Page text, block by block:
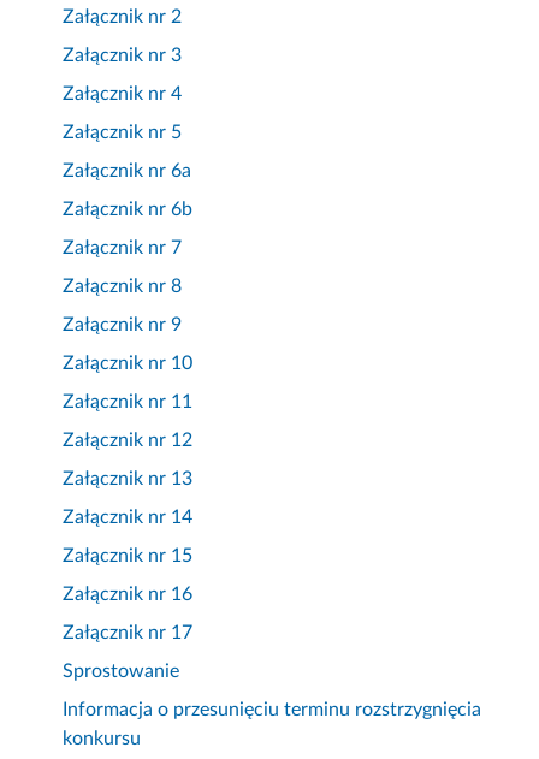
Załącznik nr 2
Załącznik nr 3
Załącznik nr 4
Załącznik nr 5
Załącznik nr 6a
Załącznik nr 6b
Załącznik nr 7
Załącznik nr 8
Załącznik nr 9
Załącznik nr 10
Załącznik nr 11
Załącznik nr 12
Załącznik nr 13
Załącznik nr 14
Załącznik nr 15
Załącznik nr 16
Załącznik nr 17
Sprostowanie
Informacja o przesunięciu terminu rozstrzygnięcia
konkursu